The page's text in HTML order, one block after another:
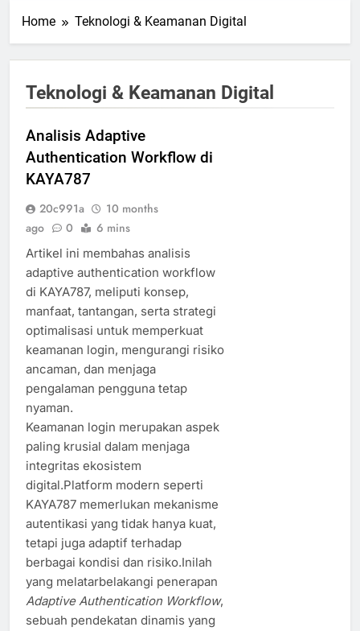
Home Teknologi & Keamanan Digital
Teknologi & Keamanan Digital
Analisis Adaptive
Authentication Workflow di
KAYA787
20c991a
10 months
ago
0 6 mins
Artikel ini membahas analisis
adaptive authentication workflow
di KAYA787, meliputi konsep,
manfaat, tantangan, serta strategi
optimalisasi untuk memperkuat
keamanan login, mengurangi risiko
ancaman, dan menjaga
pengalaman pengguna tetap
nyaman.
Keamanan login merupakan aspek
paling krusial dalam menjaga
integritas ekosistem
digital.Platform modern seperti
KAYA787 memerlukan mekanisme
autentikasi yang tidak hanya kuat,
tetapi juga adaptif terhadap
berbagai kondisi dan risiko.Inilah
yang melatarbelakangi penerapan
Adaptive Authentication Workflow,
sebuah pendekatan dinamis yang